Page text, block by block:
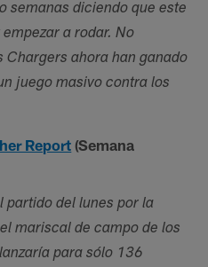
semanas diciendo que este
a rodar. No
Chargers ahora han ganado
juego masivo contra los
Report (Semana
partido del lunes por la
mariscal de campo de los
para sólo 136